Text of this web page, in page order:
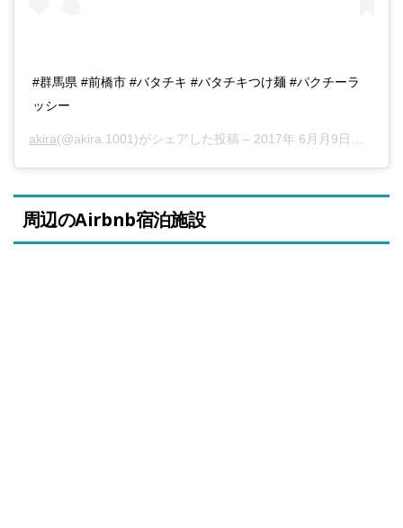
#群馬県 #前橋市 #バタチキ #バタチキつけ麺 #パクチーラ
ッシー
akira(@akira.1001)がシェアした投稿 – 2017年 6月月9日午後9時12分PDT
周辺のAirbnb宿泊施設